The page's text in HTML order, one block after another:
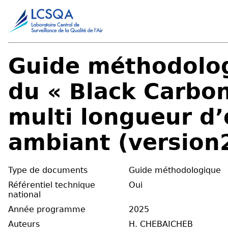
Guide
du « Black
multi longueur
ambiant
Type de documents
Guide méthodologique
Référentiel technique
national
Oui
Année programme
2025
Auteurs
H. CHEBAICHEB